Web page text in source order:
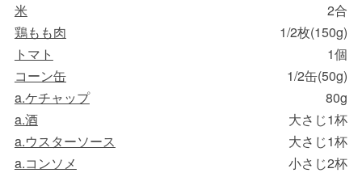
米
2合
鶏もも肉
1/2枚(150g)
トマト
1個
コーン缶
1/2缶(50g)
a.ケチャップ
80g
a.酒
大さじ1杯
a.ウスターソース
大さじ1杯
a.コンソメ
小さじ2杯